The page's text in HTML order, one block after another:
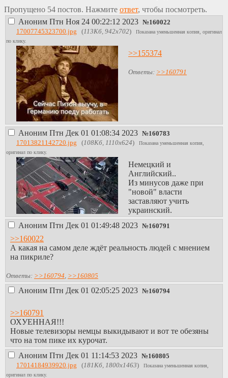
обучению. Мало
пар, много
свободного
самостоятельных
исследований.
Совместить с
работой думаю
следовательно в
будующем
возможен вкат и
14. Стареющее
население
(средний возраст
== 50) а значит
много рабочих
мест и мало
конкурентов.
15. Средняя
России, при
Минус только
счет чтобы
небомжевание.
Сумма равна 934
евро в месяц
Пропущено 54 постов. Нажмите ответ, чтобы посмотреть.
Аноним Птн Ноя 24 00:22:12 2023 №160022
17007745323700.jpg (113Кб, 942x702)
Показана уменьшенная копия, оригинал
по клику.
>>155374
Ответы: >>160791
Аноним Птн Дек 01 01:08:34 2023 №160783
17013821142720.jpg (108Кб, 1110x624)
Показана уменьшенная копия,
оригинал по клику.
Немецкий и
Английский..
Из минусов даже при
"новой" власти
заставляют учить
украинский.
Аноним Птн Дек 01 01:49:48 2023 №160791
>>160022
А какая на самом деле ждёт реальность людей с мнением
на пикриле?
Ответы: >>160794, >>160805
Аноним Птн Дек 01 02:05:25 2023 №160794
>>160791
ОХУЕННАЯ!!!
Новые телевизоры немцы выкидывают и вот те обезяны
что на том пике их курочат.
Аноним Птн Дек 01 11:14:53 2023 №160805
17014184939920.jpg (181Кб, 1800x1463)
Показана уменьшенная копия,
оригинал по клику.